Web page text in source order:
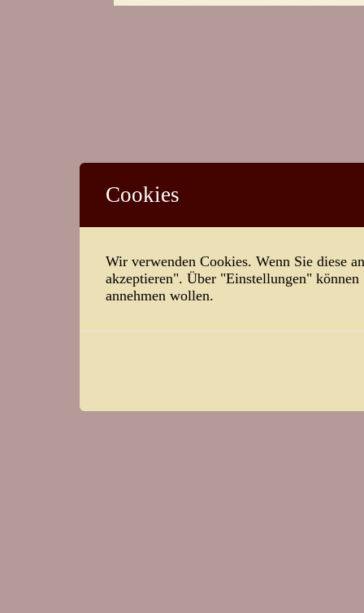
Cookies
Wir verwenden Cookies. Wenn Sie diese
akzeptieren". Über "Einstellungen"
annehmen wollen.